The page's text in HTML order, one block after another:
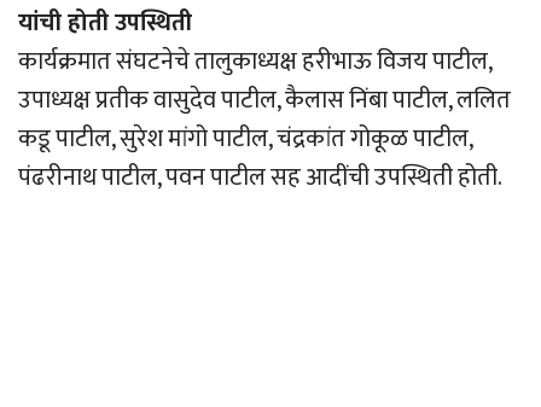
यांची होती उपस्थिती
कार्यक्रमात संघटनेचे तालुकाध्यक्ष हरीभाऊ विजय पाटील,
उपाध्यक्ष प्रतीक वासुदेव पाटील, कैलास निंबा पाटील, ललित
कडू पाटील, सुरेश मांगो पाटील, चंद्रकांत गोकूळ पाटील,
पंढरीनाथ पाटील, पवन पाटील सह आदींची उपस्थिती होती.